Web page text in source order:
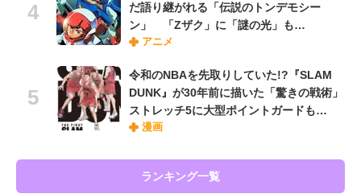
だ語り継がれる「伝説のトンデモシー
ン」 「Zザク」に「謎の光」も…
アニメ
令和のNBAを先取りしていた!?『SLAM
DUNK』が30年前に描いた「驚きの戦術」
ストレッチ5に大型ポイントガードも…
漫画
ランキング一覧